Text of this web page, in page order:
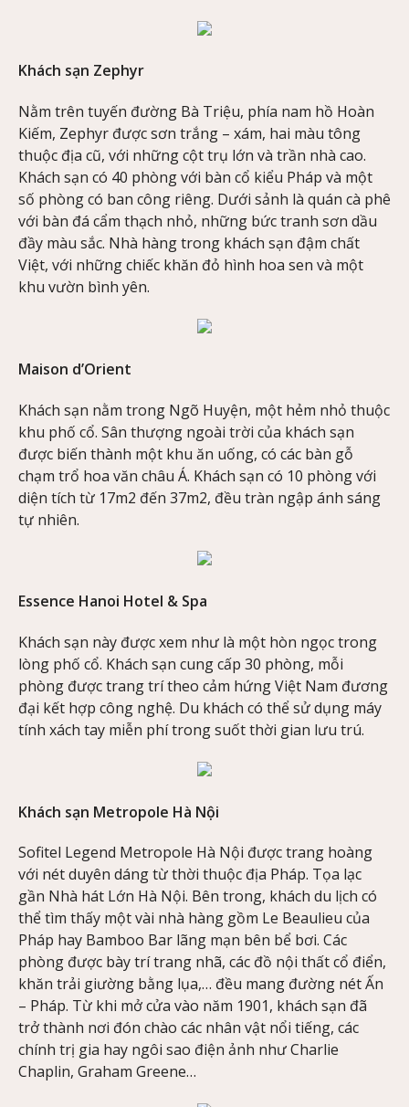
Khách sạn Zephyr
Nằm trên tuyến đường Bà Triệu, phía nam hồ Hoàn
Kiếm, Zephyr được sơn trắng – xám, hai màu tông
thuộc địa cũ, với những cột trụ lớn và trần nhà cao.
Khách sạn có 40 phòng với bàn cổ kiểu Pháp và một
số phòng có ban công riêng. Dưới sảnh là quán cà phê
với bàn đá cẩm thạch nhỏ, những bức tranh sơn dầu
đầy màu sắc. Nhà hàng trong khách sạn đậm chất
Việt, với những chiếc khăn đỏ hình hoa sen và một
khu vườn bình yên.
Maison d’Orient
Khách sạn nằm trong Ngõ Huyện, một hẻm nhỏ thuộc
khu phố cổ. Sân thượng ngoài trời của khách sạn
được biến thành một khu ăn uống, có các bàn gỗ
chạm trổ hoa văn châu Á. Khách sạn có 10 phòng với
diện tích từ 17m2 đến 37m2, đều tràn ngập ánh sáng
tự nhiên.
Essence Hanoi Hotel & Spa
Khách sạn này được xem như là một hòn ngọc trong
lòng phố cổ. Khách sạn cung cấp 30 phòng, mỗi
phòng được trang trí theo cảm hứng Việt Nam đương
đại kết hợp công nghệ. Du khách có thể sử dụng máy
tính xách tay miễn phí trong suốt thời gian lưu trú.
Khách sạn Metropole Hà Nội
Sofitel Legend Metropole Hà Nội được trang hoàng
với nét duyên dáng từ thời thuộc địa Pháp. Tọa lạc
gần Nhà hát Lớn Hà Nội. Bên trong, khách du lịch có
thể tìm thấy một vài nhà hàng gồm Le Beaulieu của
Pháp hay Bamboo Bar lãng mạn bên bể bơi. Các
phòng được bày trí trang nhã, các đồ nội thất cổ điển,
khăn trải giường bằng lụa,… đều mang đường nét Ấn
– Pháp. Từ khi mở cửa vào năm 1901, khách sạn đã
trở thành nơi đón chào các nhân vật nổi tiếng, các
chính trị gia hay ngôi sao điện ảnh như Charlie
Chaplin, Graham Greene…